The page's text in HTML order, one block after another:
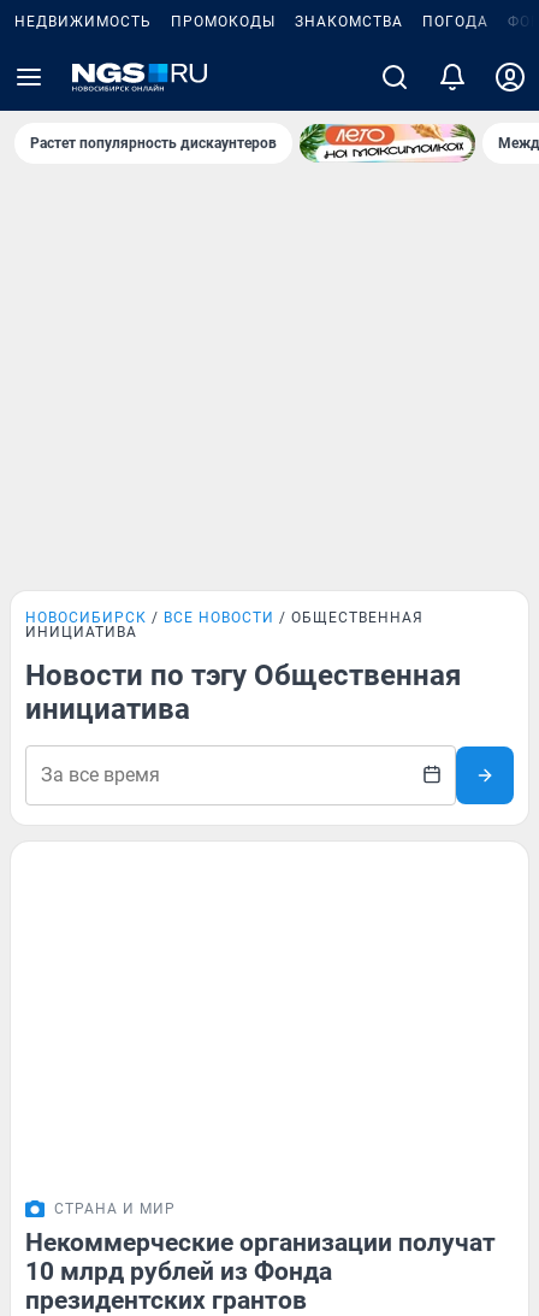
НЕДВИЖИМОСТЬ ПРОМОКОДЫ ЗНАКОМСТВА ПОГОДА
Растет популярность дискаунтеров
НОВОСИБИРСК ВСЕ НОВОСТИ
ОБЩЕСТВЕННАЯ
ИНИЦИАТИВА
Новости по тэгу Общественная
инициатива
СТРАНА И МИР
Некоммерческие организации получат
10 млрд рублей из Фонда
президентских грантов